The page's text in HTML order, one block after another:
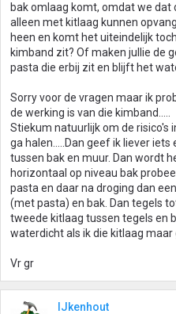
bak omlaag komt, omdat we dat
alleen met kitlaag kunnen
heen en komt het uiteindelijk
kimband zit? Of maken jullie de
pasta die erbij zit en blijft het
Sorry voor de vragen maar ik
de werking is van die kimband.....
Stiekum natuurlijk om de risico's
ga halen.....Dan geef ik liever
tussen bak en muur. Dan wordt
horizontaal op niveau bak
pasta en daar na droging dan
(met pasta) en bak. Dan tegels
tweede kitlaag tussen tegels en
waterdicht als ik die kitlaag maar
Vr gr
IJkenhout